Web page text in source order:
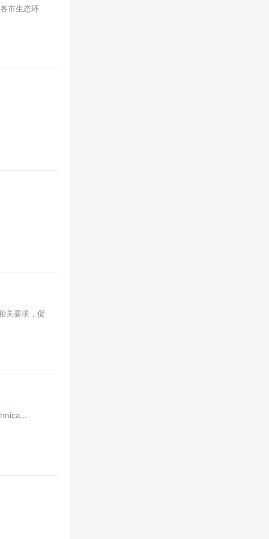
市生态环
关要求，促